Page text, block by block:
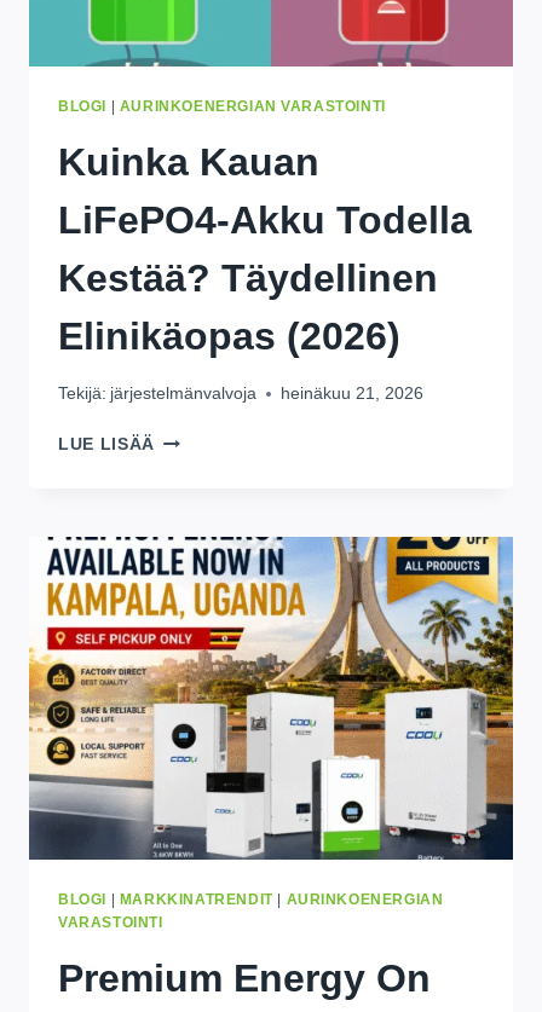
BLOGI | AURINKOENERGIAN VARASTOINTI
Kuinka Kauan
LiFePO4-Akku Todella
Kestää? Täydellinen
Elinikäopas (2026)
Tekijä: järjestelmänvalvoja heinäkuu 21, 2026
LUE LISÄÄ KUINKA
TODELLA
KESTÄÄ?
TÄYDELLINEN
ELINIKÄOPAS
(2026)
BLOGI MARKKINATRENDIT| AURINKOENERGIAN
VARASTOINTI
Premium Energy On